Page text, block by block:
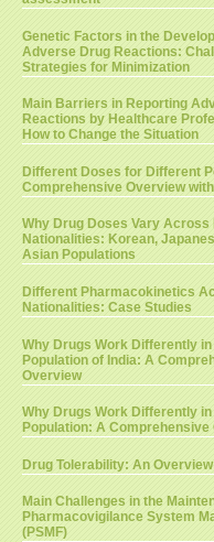
Genetic Factors in the
Adverse Drug Reactions:
Strategies for Minimization
Main Barriers in Reporting
Reactions by Healthcare
How to Change the Situation
Different Doses for Different
Comprehensive Overview
Why Drug Doses Vary Across
Nationalities: Korean,
Asian Populations
Different Pharmacokinetics
Nationalities: Case Studies
Why Drugs Work Differently in
Population of India: A
Overview
Why Drugs Work Differently
Population: A Comprehensive
Drug Tolerability: An Overview
Main Challenges in the
Pharmacovigilance System
(PSMF)